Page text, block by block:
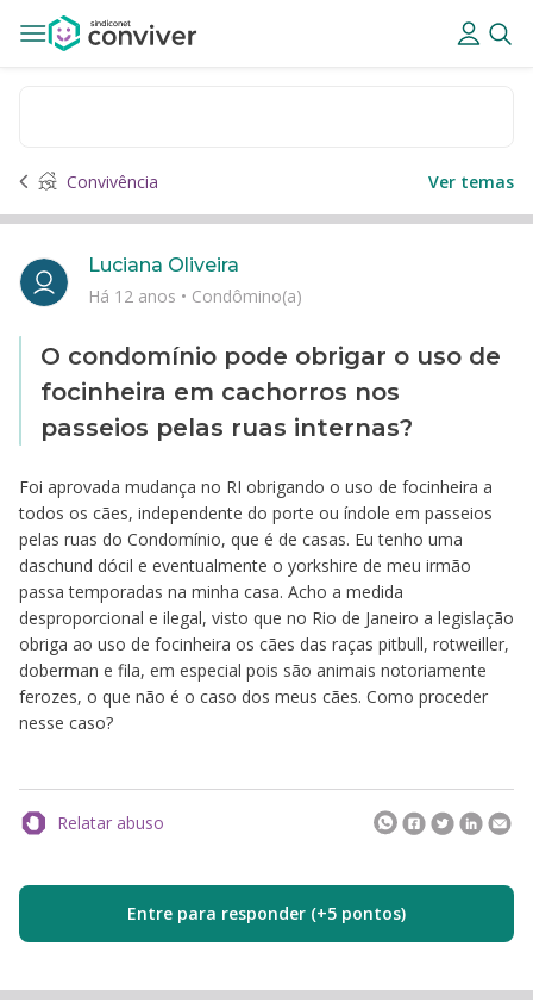
Convivência Ver temas
O condomínio pode obrigar o uso de
focinheira em cachorros nos
passeios pelas ruas internas?
Foi aprovada mudança no RI obrigando o uso de focinheira a
todos os cães, independente do porte ou índole em passeios
pelas ruas do Condomínio, que é de casas. Eu tenho uma
daschund dócil e eventualmente o yorkshire de meu irmão
passa temporadas na minha casa. Acho a medida
desproporcional e ilegal, visto que no Rio de Janeiro a legislação
obriga ao uso de focinheira os cães das raças pitbull, rotweiller,
doberman e fila, em especial pois são animais notoriamente
ferozes, o que não é o caso dos meus cães. Como proceder
nesse caso?
Luciana Oliveira
Há 12 anos • Condômino(a)
Relatar abuso
Entre para responder (+5 pontos)